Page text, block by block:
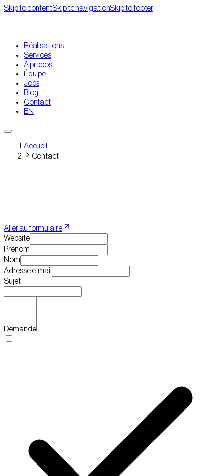
Skip to contentSkip to navigationSkip to footer
Réalisations
Services
À propos
Équipe
Jobs
Blog
Contact
EN
Accueil
Contact
Aller au formulaire
Website
Prénom
Nom
Adresse e-mail
Sujet
Demande